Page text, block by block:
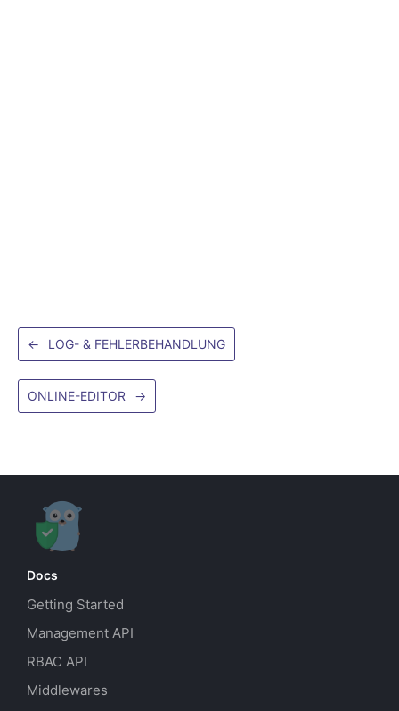
← LOG- & FEHLERBEHANDLUNG
ONLINE-EDITOR →
Docs
Getting Started
Management API
RBAC API
Middlewares